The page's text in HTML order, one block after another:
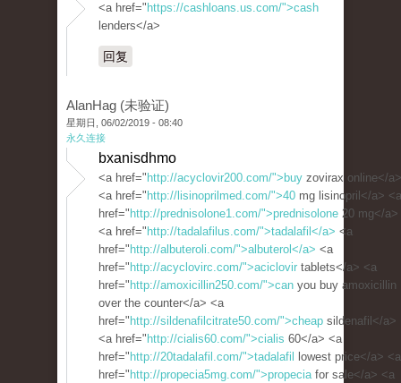
<a href=" https://cashloans.us.com/">cash
lenders</a>
回复
AlanHag (未验证)
星期日, 06/02/2019 - 08:40
永久连接
bxanisdhmo
<a href=" http://acyclovir200.com/">buy zovirax online</a>
<a href=" http://lisinoprilmed.com/">40 mg lisinopril</a> <a
href=" http://prednisolone1.com/">prednisolone 20 mg</a>
<a href=" http://tadalafilus.com/">tadalafil</a> <a
href=" http://albuteroli.com/">albuterol</a> <a
href=" http://acyclovirc.com/">aciclovir tablets</a> <a
href=" http://amoxicillin250.com/">can you buy amoxicillin
over the counter</a> <a
href=" http://sildenafilcitrate50.com/">cheap sildenafil</a>
<a href=" http://cialis60.com/">cialis 60</a> <a
href=" http://20tadalafil.com/">tadalafil
lowest price</a> <a
href=" http://propecia5mg.com/">propeciafor sale</a> <a